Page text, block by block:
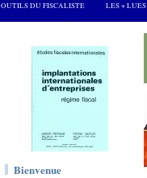
OUTILS DU FISCALISTE LES + LUES
Bienvenue